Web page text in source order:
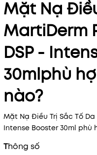
Mặt Nạ
MartiDerm
DSP -
30mlphù
nào?
Mặt Nạ Điều Trị Sắc Tố
Intense Booster 30ml
Thông số